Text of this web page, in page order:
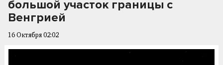
большой участок границы с
Венгрией
16 Октября 02:02